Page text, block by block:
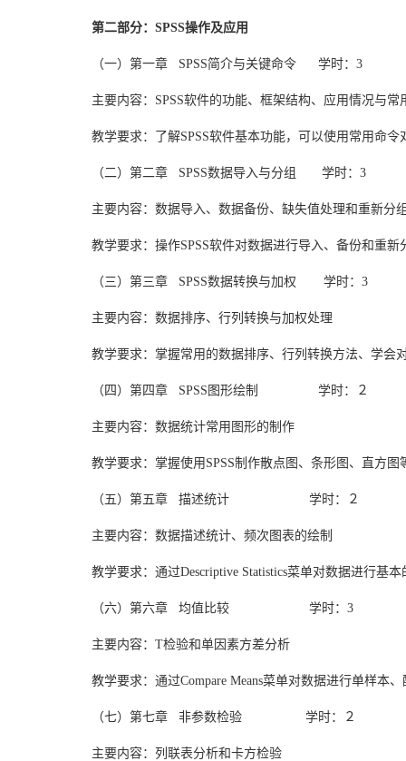
第二部分：SPSS操作及应用
（一）第一章 SPSS简介与关键命令 学时：3
主要内容：SPSS软件的功能、框架结构、应用情况与常
教学要求：了解SPSS软件基本功能，可以使用常用命
（二）第二章 SPSS数据导入与分组 学时：3
主要内容：数据导入、数据备份、缺失值处理和重新分
教学要求：操作SPSS软件对数据进行导入、备份和重
（三）第三章 SPSS数据转换与加权 学时：3
主要内容：数据排序、行列转换与加权处理
教学要求：掌握常用的数据排序、行列转换方法、学会
（四）第四章 SPSS图形绘制 学时：２
主要内容：数据统计常用图形的制作
教学要求：掌握使用SPSS制作散点图、条形图、直方
（五）第五章 描述统计 学时：２
主要内容：数据描述统计、频次图表的绘制
教学要求：通过Descriptive Statistics菜单对数据进行基
（六）第六章 均值比较 学时：3
主要内容：T检验和单因素方差分析
教学要求：通过Compare Means菜单对数据进行单样本
（七）第七章 非参数检验 学时：２
主要内容：列联表分析和卡方检验